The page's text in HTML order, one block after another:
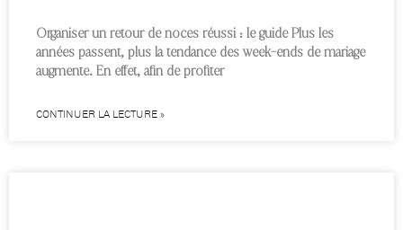
Organiser un retour de noces réussi : le guide Plus les
années passent, plus la tendance des week-ends de mariage
augmente. En effet, afin de profiter
CONTINUER LA LECTURE »